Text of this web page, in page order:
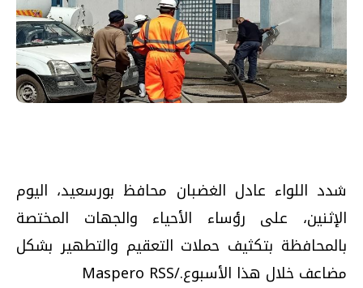
شدد اللواء عادل الغضبان محافظ بورسعيد، اليوم
الإثنين، على رؤساء الأحياء والجهات المختصة
بالمحافظة بتكثيف حملات التعقيم والتطهير بشكل
مضاعف خلال هذا الأسبوع./Maspero RSS